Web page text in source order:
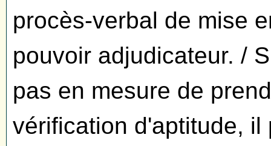
procès-verbal de mise
pouvoir adjudicateur. /
pas en mesure de
vérification d'aptitude,